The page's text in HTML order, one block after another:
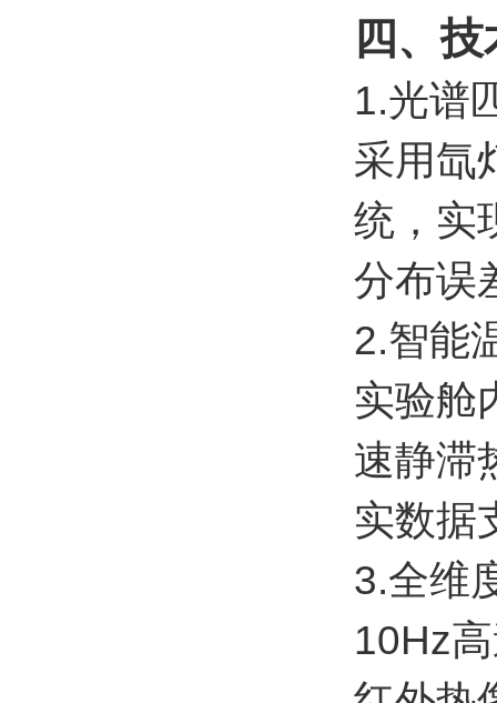
四、
1.光谱
采用氙
统，实
分布误
2.智能
实验舱
速静滞
实数据
3.全维
10Hz